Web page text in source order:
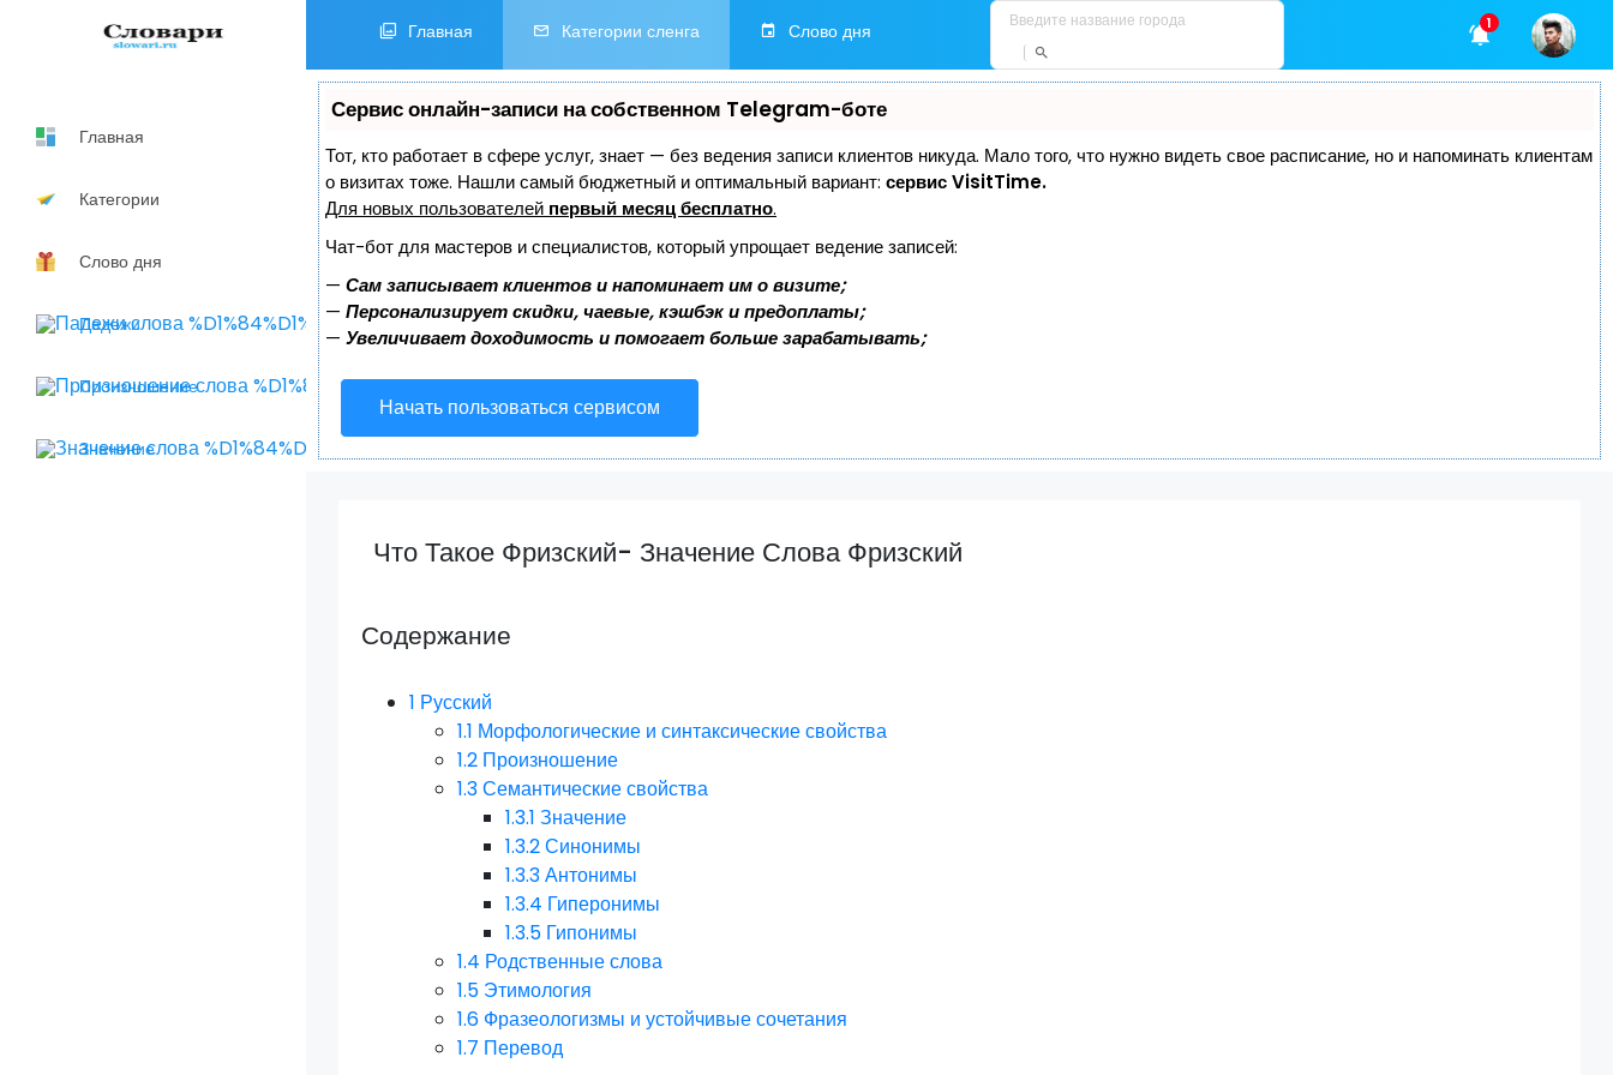
Главная Категории сленга Слово дня 1
Главная
Категории
Слово дня
Падежи
Произношение
Значение
Сервис онлайн-записи на собственном Telegram-боте
Тот, кто работает в сфере услуг, знает — без ведения записи клиентов никуда. Мало того, что нужно видеть свое расписание, но и напоминать клиентам
о визитах тоже. Нашли самый бюджетный и оптимальный вариант: сервис VisitTime.
Для новых пользователей первый месяц бесплатно.
Чат-бот для мастеров и специалистов, который упрощает ведение записей:
— Сам записывает клиентов и напоминает им о визите;
— Персонализирует скидки, чаевые, кэшбэк и предоплаты;
— Увеличивает доходимость и помогает больше зарабатывать;
Начать пользоваться сервисом
Что Такое Фризский- Значение Слова Фризский
Содержание
1 Русский
1.1 Морфологические и синтаксические свойства
1.2 Произношение
1.3Семантические свойства
1.3.1 Значение
1.3.2Синонимы
1.3.3Антонимы
1.3.4 Гиперонимы
1.3.5 Гипонимы
1.4 Родственные слова
1.5 Этимология
1.6 Фразеологизмы и устойчивые сочетания
1.7 Перевод